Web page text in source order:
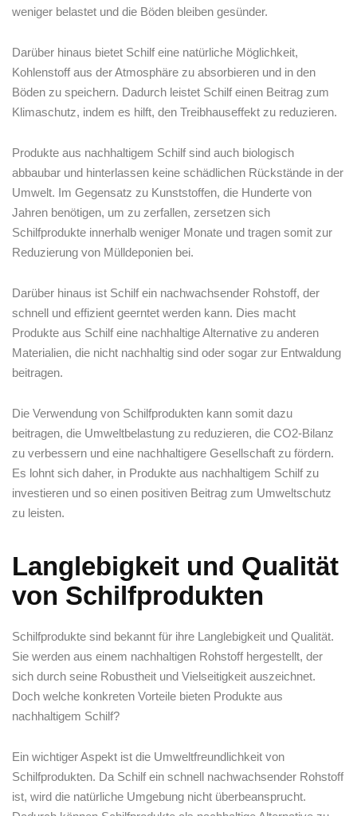
weniger ⁢belastet und die Böden bleiben gesünder.
Darüber hinaus bietet Schilf eine natürliche Möglichkeit,
‍Kohlenstoff aus‍ der Atmosphäre zu absorbieren und⁣ in den
Böden zu speichern. Dadurch leistet Schilf einen Beitrag zum
⁣Klimaschutz,‌ indem es hilft, den Treibhauseffekt‍ zu reduzieren.
Produkte aus‌ nachhaltigem Schilf sind auch biologisch
abbaubar⁢ und hinterlassen keine ​schädlichen⁢ Rückstände in der
Umwelt. Im Gegensatz zu Kunststoffen, die Hunderte von
Jahren benötigen, um zu zerfallen,⁤ zersetzen sich
Schilfprodukte ​innerhalb​ weniger Monate und⁤ tragen somit zur
Reduzierung von Mülldeponien bei.
Darüber hinaus ist ⁢Schilf ⁣ein ⁢nachwachsender Rohstoff, der
schnell⁢ und effizient geerntet werden kann. Dies‌ macht
Produkte aus Schilf eine nachhaltige Alternative zu anderen
Materialien, die nicht nachhaltig sind oder sogar zur Entwaldung
beitragen.
Die Verwendung von Schilfprodukten kann somit⁢ dazu
beitragen, die Umweltbelastung zu reduzieren, die CO2-Bilanz
zu verbessern und eine nachhaltigere Gesellschaft zu fördern.
Es⁢ lohnt sich daher, in Produkte ‌aus nachhaltigem Schilf zu
investieren und so einen positiven Beitrag zum Umweltschutz
zu leisten.
Langlebigkeit und Qualität
von Schilfprodukten
Schilfprodukte sind bekannt ⁣für ihre Langlebigkeit ⁢und​ Qualität.
Sie werden aus einem nachhaltigen Rohstoff hergestellt, der
sich ⁣durch seine Robustheit und ⁣Vielseitigkeit auszeichnet.
Doch ⁢welche⁤ konkreten⁢ Vorteile bieten Produkte ⁤aus
nachhaltigem Schilf?
Ein wichtiger Aspekt ist die Umweltfreundlichkeit von
Schilfprodukten. Da ⁤Schilf ein schnell nachwachsender Rohstoff
ist, wird⁢ die natürliche Umgebung nicht überbeansprucht.